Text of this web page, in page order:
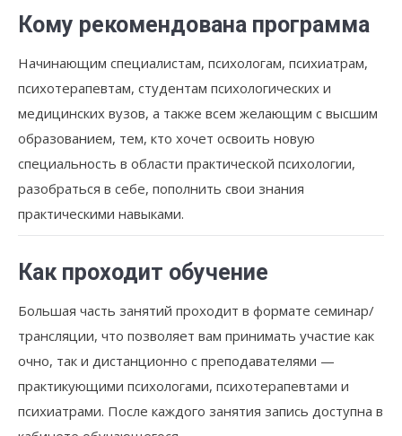
Кому рекомендована программа
Начинающим специалистам, психологам, психиатрам,
психотерапевтам, студентам психологических и
медицинских вузов, а также всем желающим с высшим
образованием, тем, кто хочет освоить новую
специальность в области практической психологии,
разобраться в себе, пополнить свои знания
практическими навыками.
Как проходит обучение
Большая часть занятий проходит в формате семинар/
трансляции, что позволяет вам принимать участие как
очно, так и дистанционно с преподавателями —
практикующими психологами, психотерапевтами и
психиатрами. После каждого занятия запись доступна в